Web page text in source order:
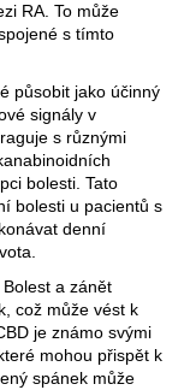
RA. To může
s tímto
působit jako účinný
signály v
s různými
bolesti. Tato
bolesti u pacientů s
denní
Bolest a zánět
což může vést k
je známo svými
mohou přispět k
spánek může